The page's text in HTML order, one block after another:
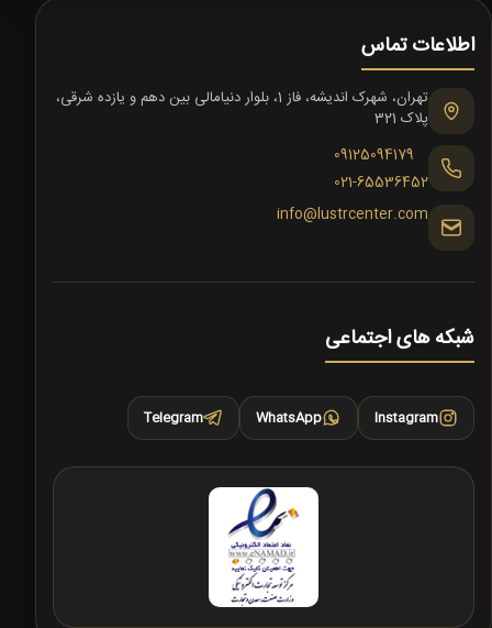
اطلاعات تماس
تهران، شهرک اندیشه، فاز 1، بلوار دنیامالی بین دهم و یازده شرقی،
پلاک 321
09125094179
021-65536452
info@lustrcenter.com
شبکه های اجتماعی
Instagram
WhatsApp
Telegram